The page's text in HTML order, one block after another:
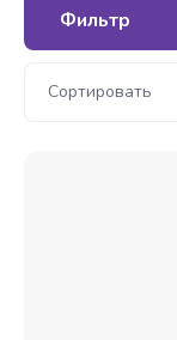
Фильтр
Сортировать